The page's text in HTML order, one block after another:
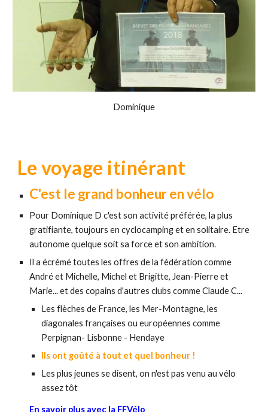
Dominique
Le voyage itinérant
C'est le grand bonheur en vélo
Pour Dominique D c'est son activité préférée, la plus
gratifiante, toujours en cyclocamping et en solitaire. Etre
autonome quelque soit sa force et son ambition.
Il a écrémé toutes les offres de la fédération comme
André et Michelle, Michel et Brigitte, Jean-Pierre et
Marie... et des copains d'autres clubs comme Claude C...
Les flèches de France, les Mer-Montagne, les
diagonales françaises ou européennes comme
Perpignan- Lisbonne - Hendaye
Ils ont goûté à tout et quel bonheur !
Les plus jeunes se disent, on n'est pas venu au vélo
assez tôt
En savoir plus avec la FFVélo